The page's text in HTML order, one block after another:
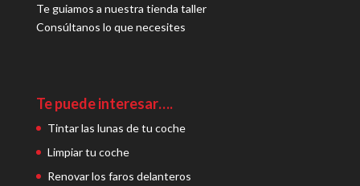
Te guiamos a nuestra tienda taller
Consúltanos lo que necesites
Te puede interesar….
Tintar las lunas de tu coche
Limpiar tu coche
Renovar los faros delanteros